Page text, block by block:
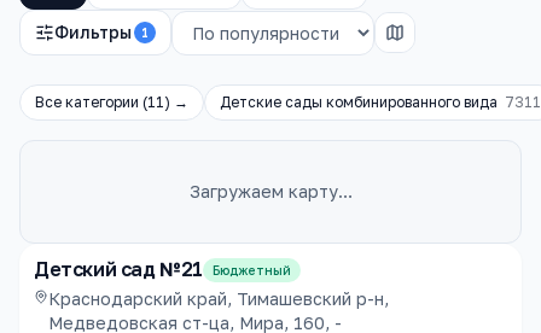
Фильтры 1
Все категории (11) → Детские сады комбинированного вида 7311
Загружаем карту…
детские сады
Детский сад №21 Бюджетный
Краснодарский край, Тимашевский р-н,
Медведовская ст-ца, Мира, 160, -